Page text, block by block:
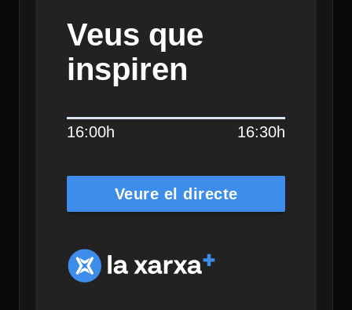
Veus que
inspiren
16:00h 16:30h
Veure el directe